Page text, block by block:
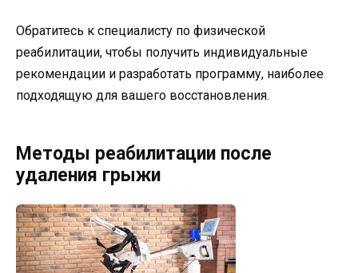
Обратитесь к специалисту по физической
реабилитации, чтобы получить индивидуальные
рекомендации и разработать программу, наиболее
подходящую для вашего восстановления.
Методы реабилитации после
удаления грыжи